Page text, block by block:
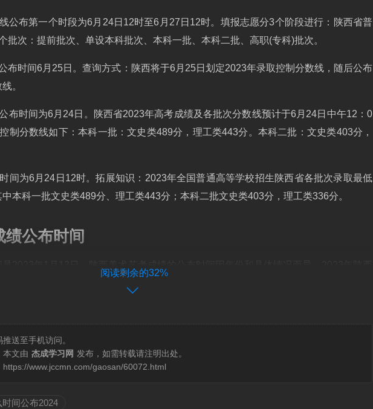
公布第一个时段为6月24日12时至6月27日12时。填报志愿分3个阶段进行：陕西省普
批次：提前批次、单设本科批次、本科一批、本科二批、高职(专科)批次。
布时间6月25日。查询方式：陕西将于6月25日划定2023年录取控制分数线，随后公布
。
布时间为6月24日。陕西省2023年高考成绩及各批次分数线预计于6月24日中午12：0
制分数线如下：本科一批：文史类489分，理工类443分。本科二批：文史类403分，
间为6月24日12时。拓展知识：2023年全国普通高等学校招生陕西省各批次录取最低
本科一批文史类489分、理工类443分；本科二批文史类403分，理工类336分。
绩公布时间
人才，进入艺术院校进行专业的学习和训练，从而成为一名优秀的艺术家。
间可能为1月15日。
数线公布时间
阅读剩余的32%
送至手机访问。
本文由 杰成学习网 发布，如需转载请注明出处。
https://www.jccmn.com/gaosan/60072.html
间公布2024